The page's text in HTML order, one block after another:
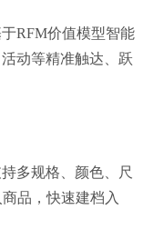
RFM价值模型智能
动等精准触达、跃
多规格、颜色、尺
品，快速建档入